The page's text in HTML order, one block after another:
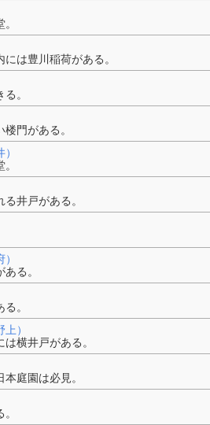
は豊川稲荷がある。
。
門がある。
井戸がある。
る。
。
）
横井戸がある。
庭園は必見。